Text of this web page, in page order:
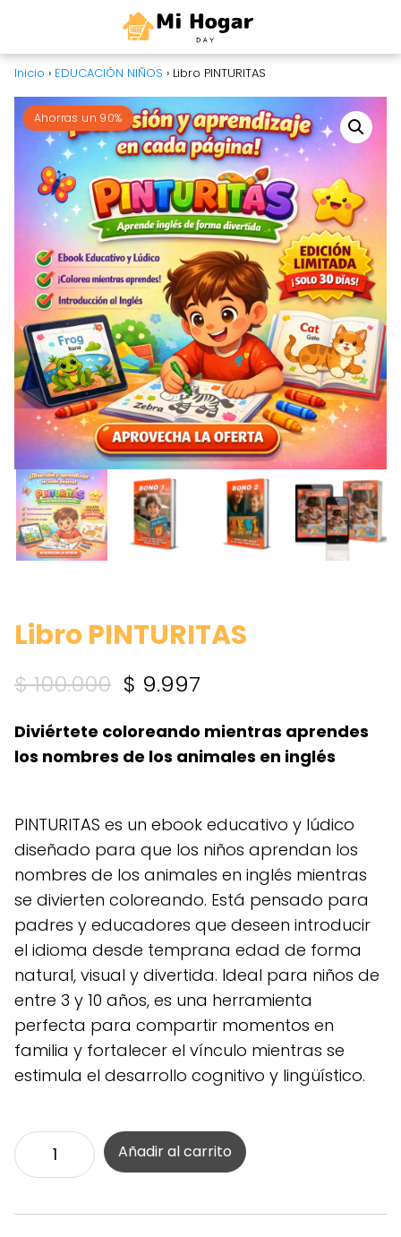
0
Inicio › EDUCACIÓN NIÑOS › Libro PINTURITAS
Ahorras un 90%
Libro PINTURITAS
$100.000 El
original
$ 100.000.
$ 9.997
precio
actual
$ 9.997.
Diviértete coloreando mientras aprendes
los nombres de los animales en inglés
PINTURITAS es un ebook educativo y lúdico
diseñado para que los niños aprendan los
nombres de los animales en inglés mientras
se divierten coloreando. Está pensado para
padres y educadores que deseen introducir
el idioma desde temprana edad de forma
natural, visual y divertida. Ideal para niños de
entre 3 y 10 años, es una herramienta
perfecta para compartir momentos en
familia y fortalecer el vínculo mientras se
estimula el desarrollo cognitivo y lingüístico.
Libro
PINTURITAS
Añadir al carrito